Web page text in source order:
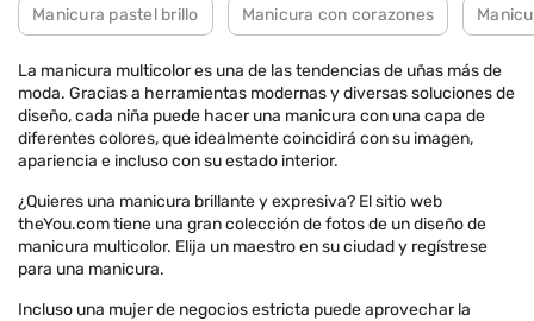
Manicura pastel brillo Manicura con corazones
La manicura multicolor es una de las tendencias de uñas más de
moda. Gracias a herramientas modernas y diversas soluciones de
diseño, cada niña puede hacer una manicura con una capa de
diferentes colores, que idealmente coincidirá con su imagen,
apariencia e incluso con su estado interior.
¿Quieres una manicura brillante y expresiva? El sitio web
theYou.com tiene una gran colección de fotos de un diseño de
manicura multicolor. Elija un maestro en su ciudad y regístrese
para una manicura.
Incluso una mujer de negocios estricta puede aprovechar la